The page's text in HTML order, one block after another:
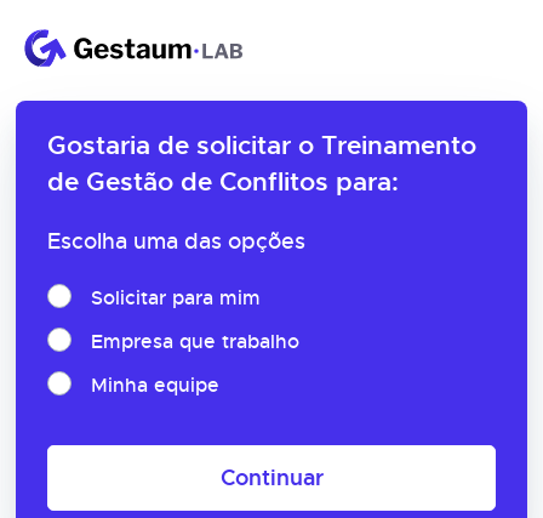
Gostaria de solicitar o Treinamento
de Gestão de Conflitos para:
Escolha uma das opções
Solicitar para mim
Empresa que trabalho
Minha equipe
Continuar